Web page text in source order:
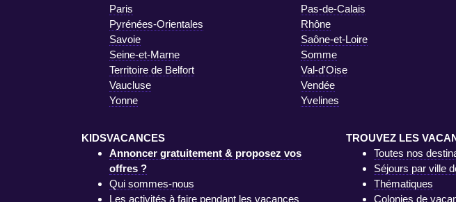
Paris
Pas-de-Calais
Pyrénées-Orientales
Rhône
Savoie
Saône-et-Loire
Seine-et-Marne
Somme
Territoire de Belfort
Val-d'Oise
Vaucluse
Vendée
Yonne
Yvelines
KIDSVACANCES
Annoncer gratuitement & proposez vos
offres ?
Qui sommes-nous
Les activités à faire pendant les vacances
TROUVEZ LES
Toutes nos
Séjours par ville
Thématiques
Colonies de